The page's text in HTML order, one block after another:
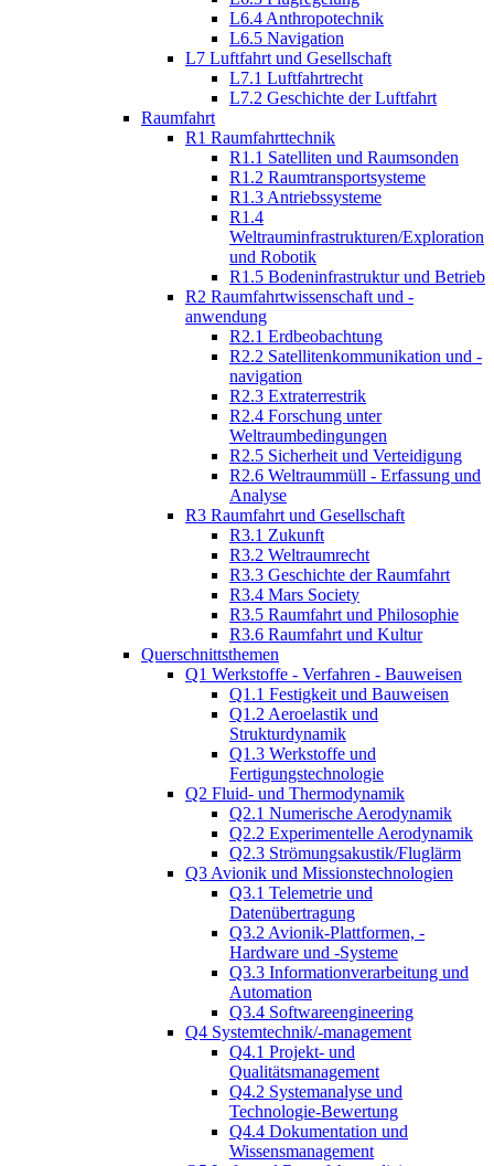
L6.4 Anthropotechnik
L6.5 Navigation
L7 Luftfahrt und Gesellschaft
L7.1 Luftfahrtrecht
L7.2 Geschichte der Luftfahrt
Raumfahrt
R1 Raumfahrttechnik
R1.1 Satelliten und Raumsonden
R1.2 Raumtransportsysteme
R1.3 Antriebssysteme
R1.4
Weltrauminfrastrukturen/Exploration
und Robotik
R1.5 Bodeninfrastruktur und Betrieb
R2 Raumfahrtwissenschaft und -
anwendung
R2.1 Erdbeobachtung
R2.2 Satellitenkommunikation und -
navigation
R2.3 Extraterrestrik
R2.4 Forschung unter
Weltraumbedingungen
R2.5 Sicherheit und Verteidigung
R2.6 Weltraummüll - Erfassung und
Analyse
R3 Raumfahrt und Gesellschaft
R3.1 Zukunft
R3.2 Weltraumrecht
R3.3 Geschichte der Raumfahrt
R3.4 Mars Society
R3.5 Raumfahrt und Philosophie
R3.6 Raumfahrt und Kultur
Querschnittsthemen
Q1 Werkstoffe - Verfahren - Bauweisen
Q1.1 Festigkeit und Bauweisen
Q1.2 Aeroelastik und
Strukturdynamik
Q1.3 Werkstoffe und
Fertigungstechnologie
Q2 Fluid- und Thermodynamik
Q2.1 Numerische Aerodynamik
Q2.2 Experimentelle Aerodynamik
Q2.3 Strömungsakustik/Fluglärm
Q3 Avionik und Missionstechnologien
Q3.1 Telemetrie und
Datenübertragung
Q3.2 Avionik-Plattformen, -
Hardware und -Systeme
Q3.3 Informationverarbeitung und
Automation
Q3.4 Softwareengineering
Q4 Systemtechnik/-management
Q4.1 Projekt- und
Qualitätsmanagement
Q4.2 Systemanalyse und
Technologie-Bewertung
Q4.4 Dokumentation und
Wissensmanagement